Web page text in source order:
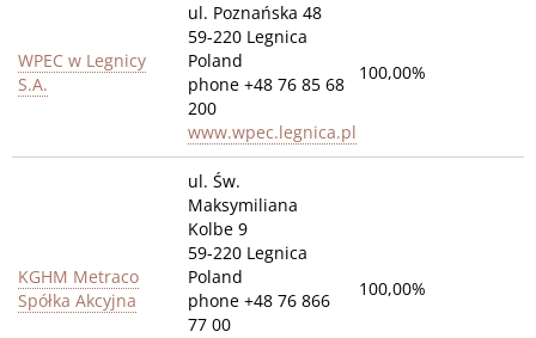
WPEC w Legnicy
S.A.
ul. Poznańska 48
59-220 Legnica
Poland
phone +48 76 85 68
200
www.wpec.legnica.pl
100,00%
KGHM Metraco
Spółka Akcyjna
ul. Św.
Maksymiliana
Kolbe 9
59-220 Legnica
Poland
phone +48 76 866
77 00
100,00%